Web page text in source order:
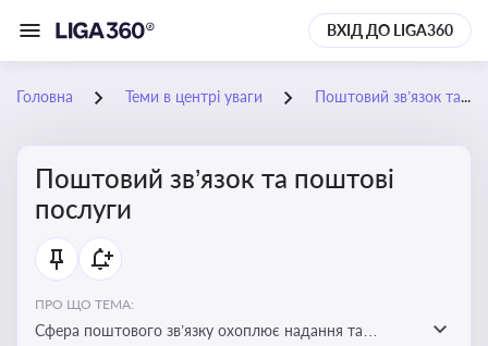
ВХІД ДО LIGA360
Головна Теми в центрі уваги Поштовий зв’язок та поштові послуги
Поштовий зв’язок та поштові
послуги
ПРО ЩО ТЕМА:
Сфера поштового зв’язку охоплює надання та